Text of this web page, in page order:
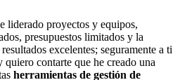
liderado proyectos y equipos,
presupuestos limitados y la
excelentes; seguramente a ti
contarte que he creado una
herramientas de gestión de